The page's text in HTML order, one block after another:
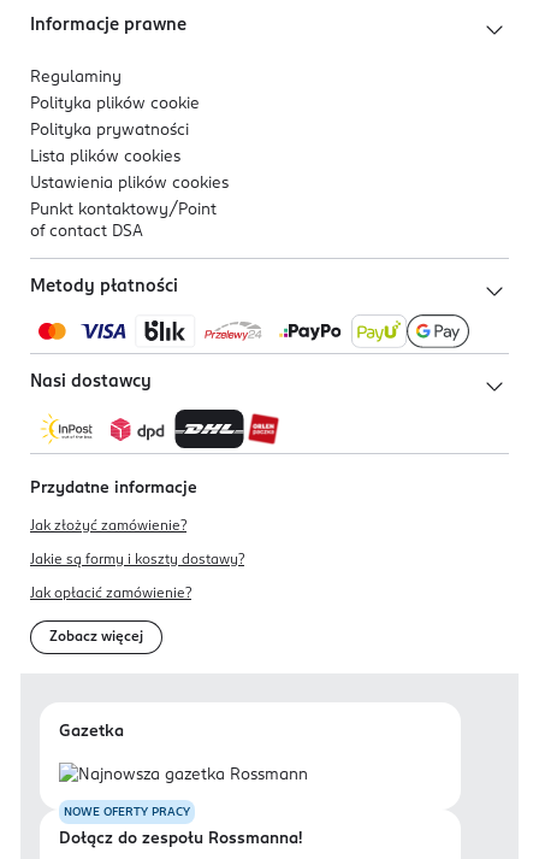
Informacje prawne
Regulaminy
Polityka plików cookie
Polityka prywatności
Lista plików cookies
Ustawienia plików cookies
Punkt kontaktowy/ Point
of contact DSA
Metody płatności
Nasi dostawcy
Przydatne informacje
Jak złożyć zamówienie?
Jakie są formy i koszty dostawy?
Jak opłacić zamówienie?
Zobacz więcej
Gazetka
NOWE OFERTY PRACY
Dołącz do zespołu Rossmanna!